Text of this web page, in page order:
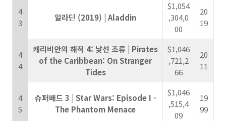
4
3
알라딘 (2019) | Aladdin
$1,054
,304,0
00
20
19
4
4
캐리비안의 해적 4: 낯선 조류 | Pirates
of the Caribbean: On Stranger
Tides
$1,046
,721,2
66
20
11
4
5
슈퍼배드 3 | Star Wars: Episode I -
The Phantom Menace
$1,046
,515,4
09
19
99